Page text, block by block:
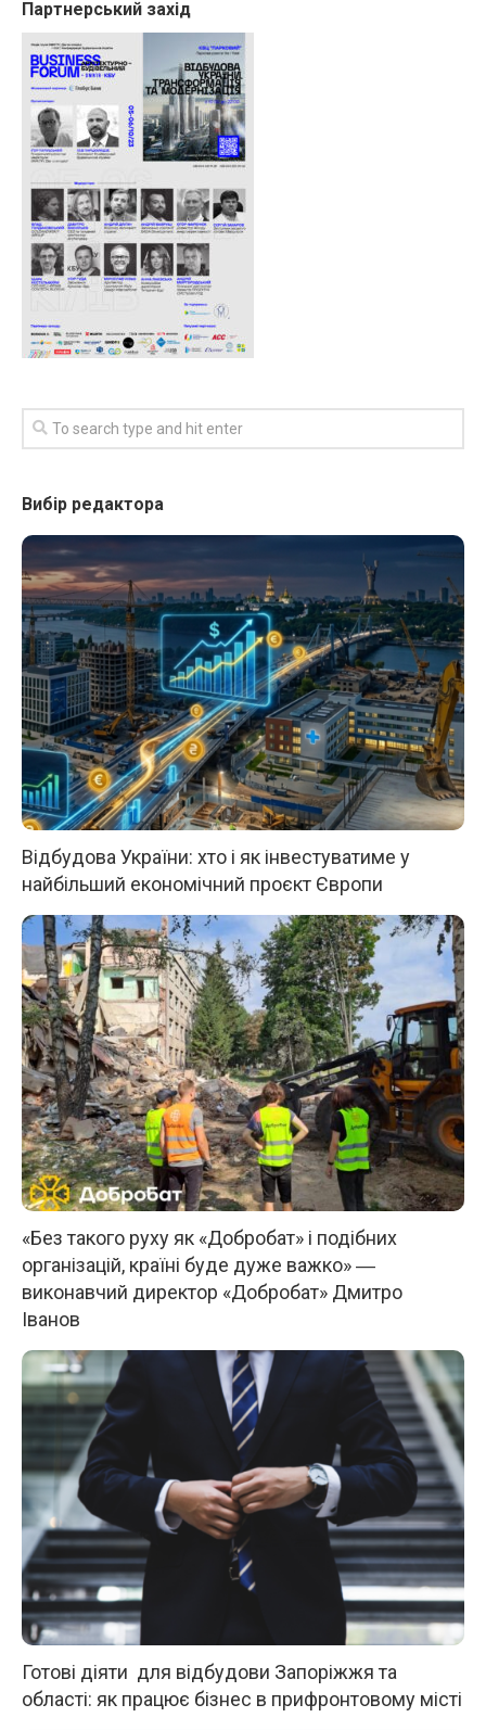
Партнерський захід
Вибір редактора
Відбудова України: хто і як інвестуватиме у
найбільший економічний проєкт Європи
«Без такого руху як «Добробат» і подібних
організацій, країні буде дуже важко» ―
виконавчий директор «Добробат» Дмитро
Іванов
Готові діяти для відбудови Запоріжжя та
області: як працює бізнес в прифронтовому місті